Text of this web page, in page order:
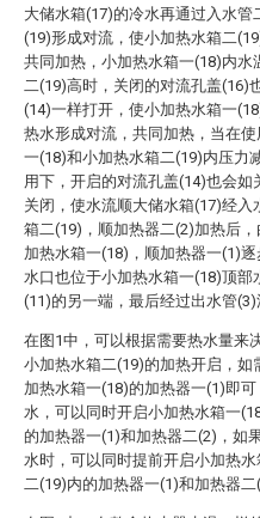
大储水箱(17)的冷水再通过入水管
(19)形成对流，使小加热水箱二
共同加热，小加热水箱一(18)内水
二(19)高时，关闭的对流孔盖(16)
(14)一样打开，使小加热水箱一
热水形成对流，共同加热，当在
一(18)和小加热水箱二(19)内压力
用下，开启的对流孔盖(14)也会如
关闭，使水流顺大储水箱(17)经入
箱二(19)，顺加热器二(2)加热后
加热水箱一(18)，顺加热器一(1)
水口也位于小加热水箱一(18)顶部
(11)的另一端，最后经过出水管(3)
在图1中，可以根据需要热水量来
小加热水箱二(19)的加热开启，如
加热水箱一(18)的加热器一(1)即
水，可以同时开启小加热水箱一
的加热器一(1)和加热器二(2)，如
水时，可以同时提前开启小加热
二(19)内的加热器一(1)和加热器二